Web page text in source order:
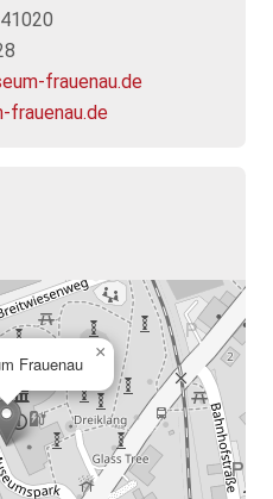
frauenau.de
frauenau.de
Frauenau
×